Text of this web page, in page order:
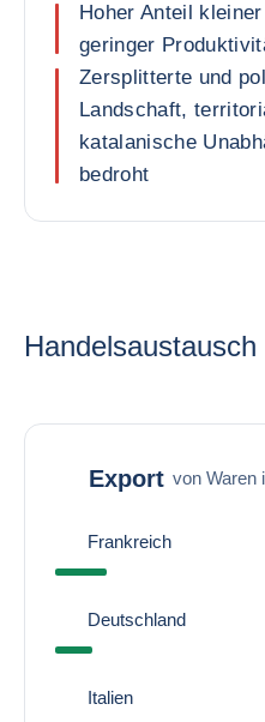
Hoher Anteil
geringer
Zersplitterte und
Landschaft,
katalanische
bedroht
Handelsaustausch
Export von Waren
Frankreich
Deutschland
Italien